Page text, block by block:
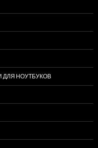
ДЛЯ НОУТБУКОВ